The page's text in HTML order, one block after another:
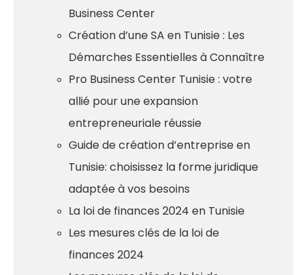
Business Center
Création d’une SA en Tunisie : Les
Démarches Essentielles à Connaître
Pro Business Center Tunisie : votre
allié pour une expansion
entrepreneuriale réussie
Guide de création d’entreprise en
Tunisie: choisissez la forme juridique
adaptée à vos besoins
La loi de finances 2024 en Tunisie
Les mesures clés de la loi de
finances 2024